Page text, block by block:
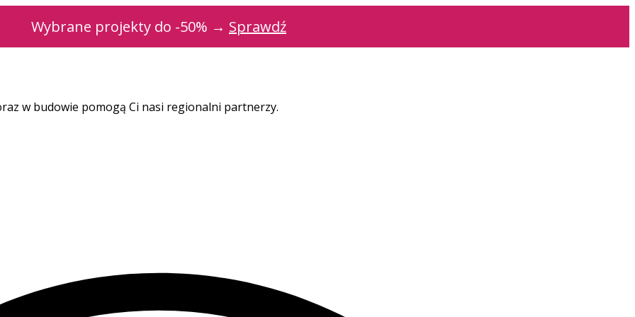
Wybrane projekty do -50% → Sprawdź
w budowie pomogą Ci nasi regionalni partnerzy.